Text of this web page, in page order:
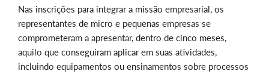
Nas inscrições para integrar a missão empresarial, os
representantes de micro e pequenas empresas se
comprometeram a apresentar, dentro de cinco meses,
aquilo que conseguiram aplicar em suas atividades,
incluindo equipamentos ou ensinamentos sobre processos